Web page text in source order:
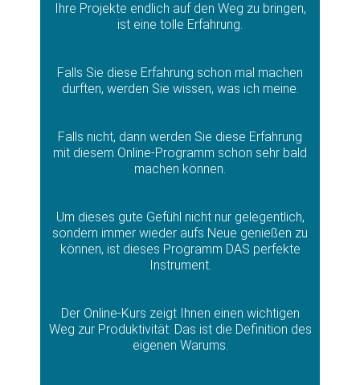
Ihre Projekte endlich auf den Weg zu bringen,
ist eine tolle Erfahrung.
Falls Sie diese Erfahrung schon mal machen
durften, werden Sie wissen, was ich meine.
Falls nicht, dann werden Sie diese Erfahrung
mit diesem Online-Programm schon sehr bald
machen können.
Um dieses gute Gefühl nicht nur gelegentlich,
sondern immer wieder aufs Neue genießen zu
können, ist dieses Programm DAS perfekte
Instrument.
Der Online-Kurs zeigt Ihnen einen wichtigen
Weg zur Produktivität: Das ist die Definition des
eigenen Warums.